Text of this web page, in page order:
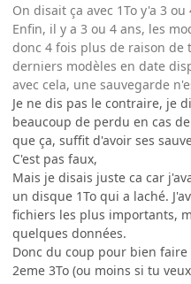
On disait ça avec 1To y'a 3 ou
Enfin, il y a 3 ou 4 ans, les
donc 4 fois plus de raison de
derniers modèles en date
avec cela, une sauvegarde
Je ne dis pas le contraire, je
beaucoup de perdu en cas
que ça, suffit d'avoir ses
C'est pas faux,
Mais je disais juste ca car
un disque 1To qui a laché.
fichiers les plus importants,
quelques données.
Donc du coup pour bien
2eme 3To (ou moins si tu